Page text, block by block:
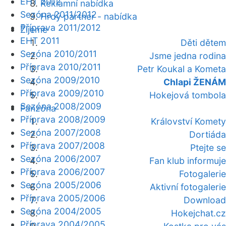
Reklamní nabídka
Hrdý partner - nabídka
Žijeme
Děti dětem
Jsme jedna rodina
Petr Koukal a Kometa
Chlapi ŽENÁM
Hokejová tombola
Fanzóna
Království Komety
Dortiáda
Ptejte se
Fan klub informuje
Fotogalerie
Aktivní fotogalerie
Download
Hokejchat.cz
Sezóna 2011/2012
Příprava 2011/2012
EHT 2011
Sezóna 2010/2011
Příprava 2010/2011
Sezóna 2009/2010
Příprava 2009/2010
Sezóna 2008/2009
Příprava 2008/2009
Sezóna 2007/2008
Příprava 2007/2008
Sezóna 2006/2007
Příprava 2006/2007
Sezóna 2005/2006
Příprava 2005/2006
Sezóna 2004/2005